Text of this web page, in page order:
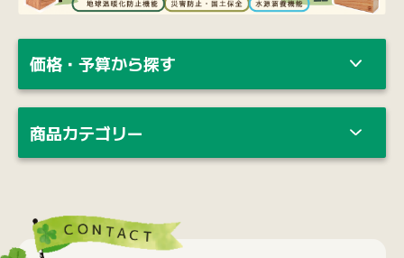
価格・予算から探す
商品カテゴリー